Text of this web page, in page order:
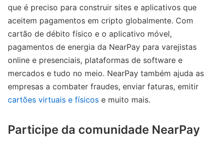
que é preciso para construir sites e aplicativos que
aceitem pagamentos em cripto globalmente. Com
cartão de débito físico e o aplicativo móvel,
pagamentos de energia da NearPay para varejistas
online e presenciais, plataformas de software e
mercados e tudo no meio. NearPay também ajuda as
empresas a combater fraudes, enviar faturas, emitir
cartões virtuais e físicos e muito mais.
Participe da comunidade NearPay